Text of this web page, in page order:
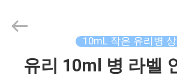
2017
10mL 작은 유리병
유리 10ml 병 라벨